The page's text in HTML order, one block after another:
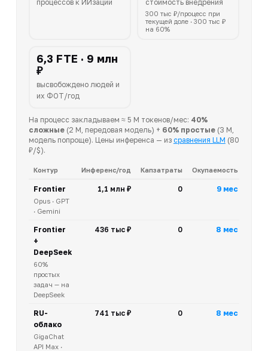
процессов к ИИзации стоимость внедрения
300 тыс ₽/процесс при
текущей доле · 300 тыс ₽
на 60%
6,3 FTE · 9 млн
₽
высвобождено людей и
их ФОТ/год
На процесс закладываем ≈ 5 M токенов/мес: 40%
сложные(2 M, передовая модель) + 60% простые(3 M,
модель попроще). Цены инференса — из сравнения LLM (80
₽/$).
Контур Инференс/год Капзатраты Окупаемость
Frontier
Opus · GPT
· Gemini
1,1 млн ₽ 0 9 мес
Frontier
+
DeepSeek
60%
простых
задач — на
DeepSeek
436 тыс ₽ 0 8 мес
RU-
облако
GigaChat
API Max ·
741 тыс ₽ 0 8 мес